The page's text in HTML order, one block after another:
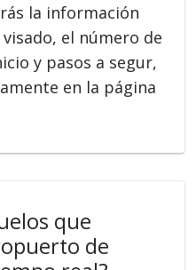
la información
el número de
y pasos a segur,
en la página
que
de